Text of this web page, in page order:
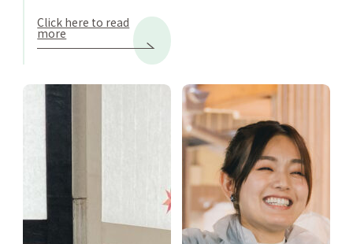
Click here to read
more